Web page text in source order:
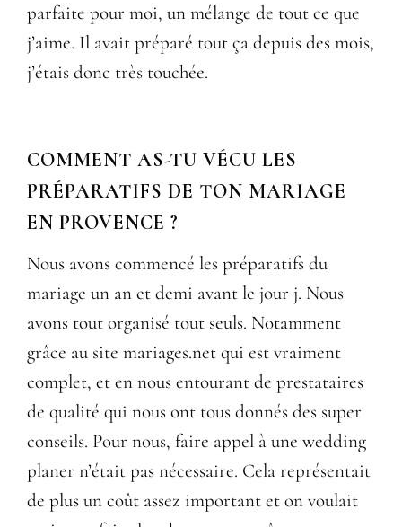
parfaite pour moi, un mélange de tout ce que
j’aime. Il avait préparé tout ça depuis des mois,
j’étais donc très touchée.
COMMENT AS-TU VÉCU LES
PRÉPARATIFS DE TON MARIAGE
EN PROVENCE ?
Nous avons commencé les préparatifs du
mariage un an et demi avant le jour j. Nous
avons tout organisé tout seuls. Notamment
grâce au site mariages.net qui est vraiment
complet, et en nous entourant de prestataires
de qualité qui nous ont tous donnés des super
conseils. Pour nous, faire appel à une wedding
planer n’était pas nécessaire. Cela représentait
de plus un coût assez important et on voulait